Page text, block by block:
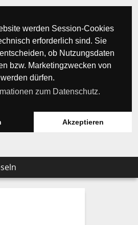
werden Session-Cookies
erforderlich sind. Sie
ob Nutzungsdaten
bzw. Marketingzwecken von
dürfen.
zum Datenschutz.
Akzeptieren